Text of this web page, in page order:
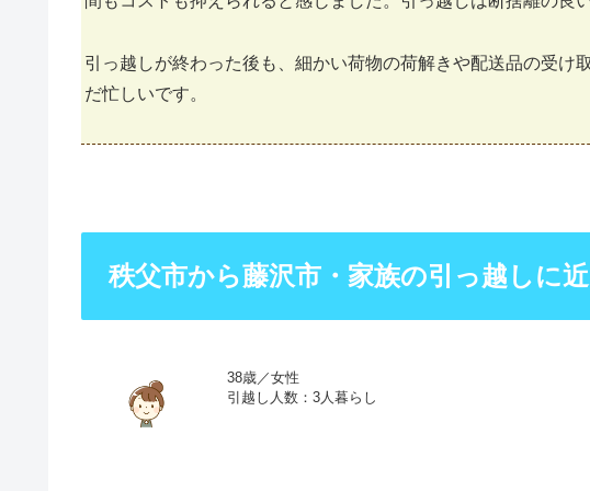
引っ越しが終わった後も、細かい荷物の荷解きや配送品の受け
だ忙しいです。
秩父市から藤沢市・家族の引っ越しに
38歳／女性
引越し人数：3人暮らし